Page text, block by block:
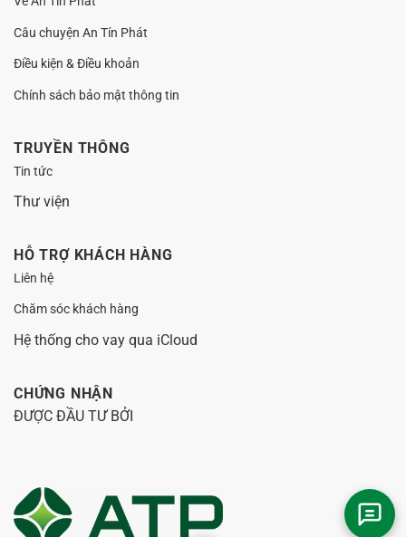
Câu chuyện An Tín Phát
Điều kiện & Điều khoản
Chính sách bảo mật thông tin
TRUYỀN THÔNG
Tin tức
Thư viện
HỖ TRỢ KHÁCH HÀNG
Liên hệ
Chăm sóc khách hàng
Hệ thống cho vay qua iCloud
CHỨNG NHẬN
ĐƯỢC ĐẦU TƯ BỞI